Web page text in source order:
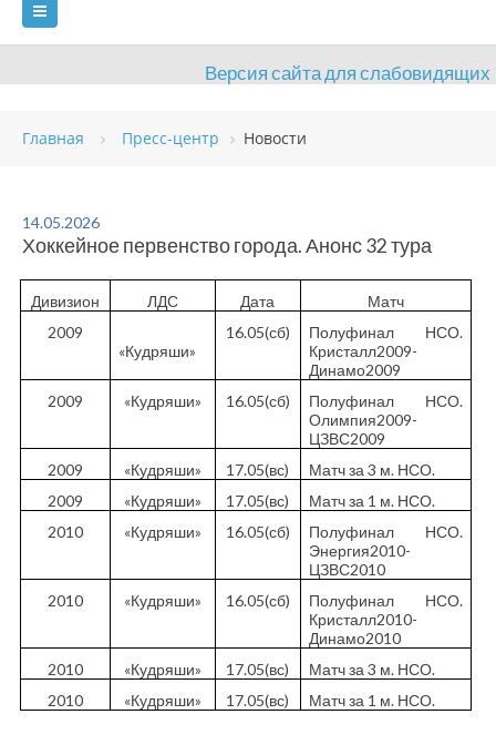
Версия сайта для слабовидящих
ГЛАВНАЯ СВЕДЕНИЯ ОБ УЧРЕЖДЕНИИ
ОБЪЕКТЫ
ПЛАТНЫЕ УСЛУГИ КОНТАКТЫ
Главная Пресс-центр Новости
14.05.2026
Хоккейное первенство города. Анонс 32 тура
Дивизион ЛДС Дата
Матч
2009
«Кудряши»
16.05(сб)
Полуфинал НСО.
Кристалл2009-
Динамо2009
2009
«Кудряши» 16.05(сб)
Полуфинал НСО.
Олимпия2009-
ЦЗВС2009
2009
«Кудряши» 17.05(вс)
Матч за 3 м. НСО.
2009
«Кудряши» 17.05(вс)
Матч за 1 м. НСО.
2010
«Кудряши» 16.05(сб)
Полуфинал НСО.
Энергия2010-
ЦЗВС2010
2010
«Кудряши» 16.05(сб)
Полуфинал НСО.
Кристалл2010-
Динамо2010
2010
«Кудряши» 17.05(вс)
Матч за 3 м. НСО.
2010
«Кудряши» 17.05(вс) Матч за 1 м. НСО.